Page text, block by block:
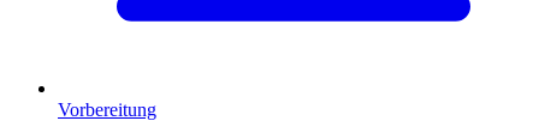
Vorbereitung